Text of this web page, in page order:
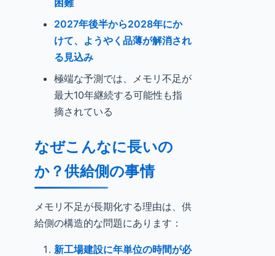
困難
2027年後半から2028年にか
けて、ようやく品薄が解消され
る見込み
極端な予測では、メモリ不足が
最大10年継続する可能性も指
摘されている
なぜこんなに長いの
か？供給側の事情
メモリ不足が長期化する理由は、供
給側の構造的な問題にあります：
新工場建設に年単位の時間が必